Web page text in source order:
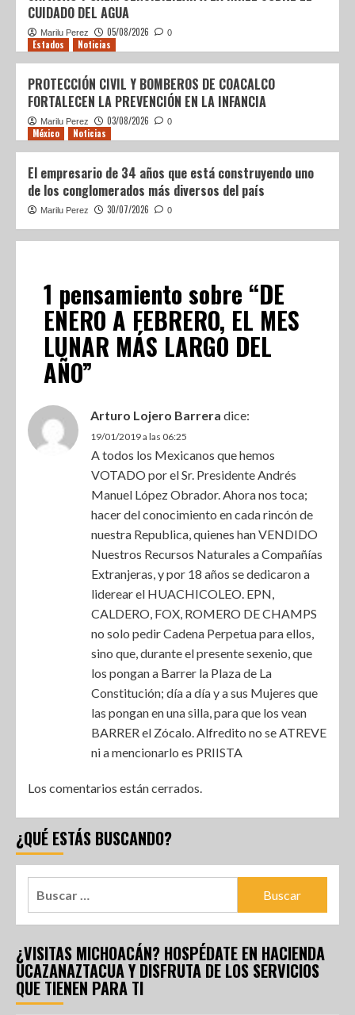
CUIDADO DEL AGUA
Marilu Perez 05/08/2026 0
Estados Noticias
PROTECCIÓN CIVIL Y BOMBEROS DE COACALCO
FORTALECEN LA PREVENCIÓN EN LA INFANCIA
Marilu Perez 03/08/2026 0
México Noticias
El empresario de 34 años que está construyendo uno
de los conglomerados más diversos del país
Marilu Perez 30/07/2026 0
1 pensamiento sobre “DE
ENERO A FEBRERO, EL MES
LUNAR MÁS LARGO DEL
AÑO”
Arturo Lojero Barrera dice:
19/01/2019 a las 06:25
A todos los Mexicanos que hemos
VOTADO por el Sr. Presidente Andrés
Manuel López Obrador. Ahora nos toca;
hacer del conocimiento en cada rincón de
nuestra Republica, quienes han VENDIDO
Nuestros Recursos Naturales a Compañías
Extranjeras, y por 18 años se dedicaron a
liderear el HUACHICOLEO. EPN,
CALDERO, FOX, ROMERO DE CHAMPS
no solo pedir Cadena Perpetua para ellos,
sino que, durante el presente sexenio, que
los pongan a Barrer la Plaza de La
Constitución; día a día y a sus Mujeres que
las pongan en una silla, para que los vean
BARRER el Zócalo. Alfredito no se ATREVE
ni a mencionarlo es PRIISTA
Los comentarios están cerrados.
¿QUÉ ESTÁS BUSCANDO?
¿VISITAS MICHOACÁN? HOSPÉDATE EN HACIENDA
UCAZANAZTACUA Y DISFRUTA DE LOS SERVICIOS
QUE TIENEN PARA TI